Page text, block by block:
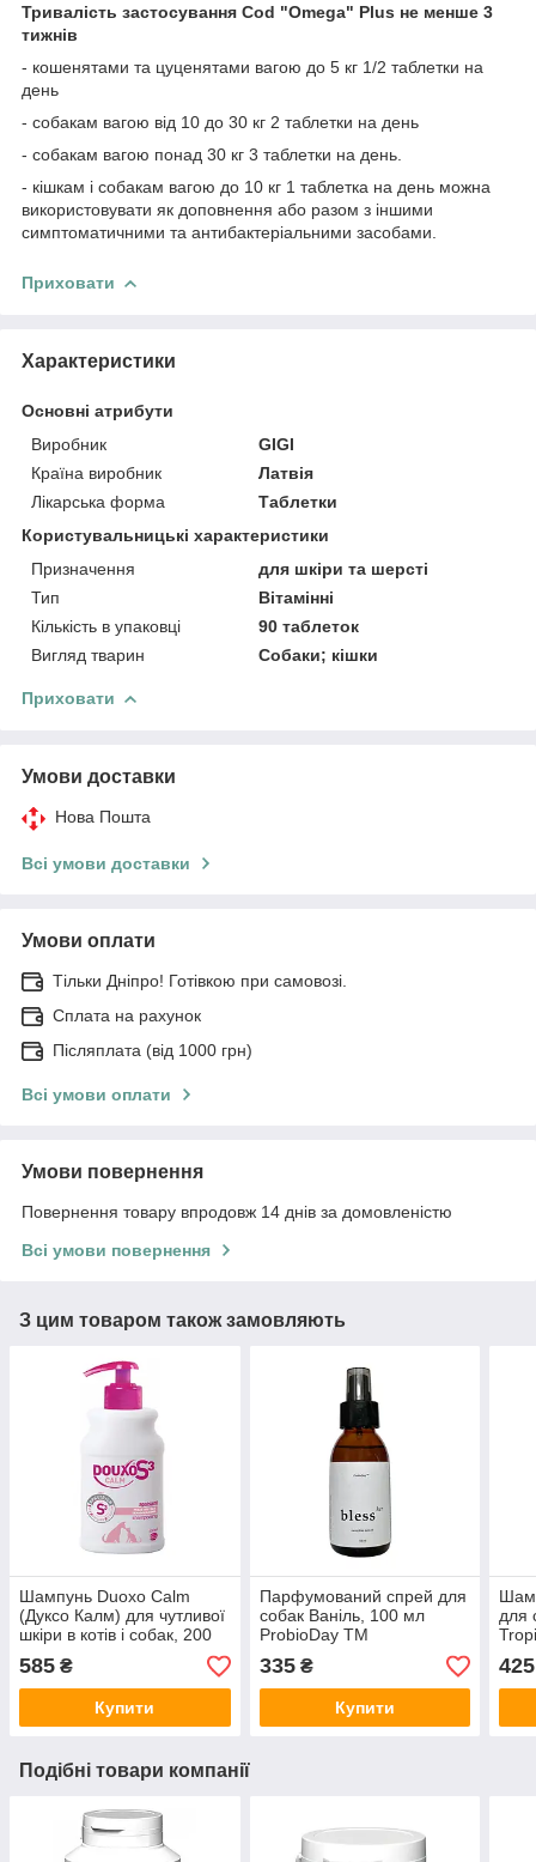
Тривалість застосування Cod "Оmegа" Plus не менше 3
тижнів
- кошенятами та цуценятами вагою до 5 кг 1/2 таблетки на
день
- собакам вагою від 10 до 30 кг 2 таблетки на день
- собакам вагою понад 30 кг 3 таблетки на день.
- кішкам і собакам вагою до 10 кг 1 таблетка на день можна
використовувати як доповнення або разом з іншими
симптоматичними та антибактеріальними засобами.
Приховати
Характеристики
Основні атрибути
Виробник
GIGI
Країна виробник
Латвія
Лікарська форма
Таблетки
Користувальницькі характеристики
Призначення
для шкіри та шерсті
Тип
Вітамінні
Кількість в упаковці
90 таблеток
Вигляд тварин
Собаки; кішки
Приховати
Умови доставки
Нова Пошта
Всі умови доставки
Умови оплати
Тільки Дніпро! Готівкою при самовозі.
Сплата на рахунок
Післяплата (від 1000 грн)
Всі умови оплати
Умови повернення
Повернення товару впродовж 14 днів за домовленістю
Всі умови повернення
З цим товаром також замовляють
Шампунь Duoxo Calm
(Дуксо Калм) для чутливої
шкіри в котів і собак, 200
мл
585 ₴
Купити
Парфумований спрей для
собак Ваніль, 100 мл
ProbioDay TM
335₴
Купити
для
355
425
Подібні товари компанії